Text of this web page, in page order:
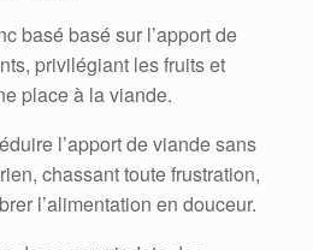
basé basé sur l’apport de
privilégiant les fruits et
place à la viande.
l’apport de viande sans
chassant toute frustration,
l’alimentation en douceur.